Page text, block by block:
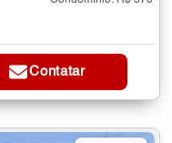
Contatar